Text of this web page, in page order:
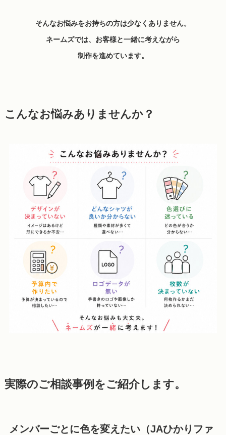
そんなお悩みをお持ちの方は少なくありません。
ネームズでは、お客様と一緒に考えながら
制作を進めています。
こんなお悩みありませんか？
実際のご相談事例をご紹介します。
メンバーごとに色を変えたい（JAひかりファ